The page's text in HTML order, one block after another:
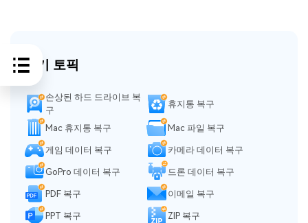
인기 토픽
손상된 하드 드라이브 복
구
휴지통 복구
Mac 휴지통 복구 Mac 파일 복구
게임 데이터 복구 카메라 데이터 복구
GoPro 데이터 복구 드론 데이터 복구
PDF 복구 이메일 복구
PPT 복구 ZIP 복구